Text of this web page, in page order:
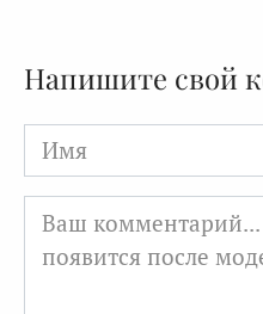
Напишите свой
Имя